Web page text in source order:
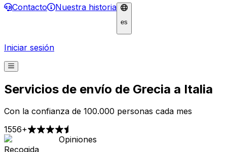
Contacto
Nuestra historia
es
Iniciar sesión
Servicios de envío de Grecia a Italia
Con la confianza de 100.000 personas cada mes
1556+
Opiniones